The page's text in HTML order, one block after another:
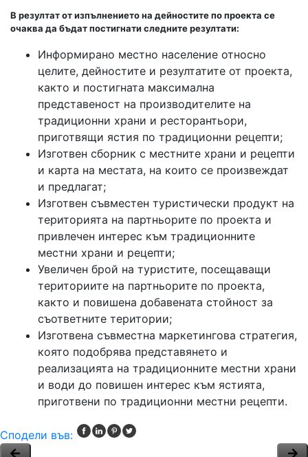
В резултат от изпълнението на дейностите по проекта се
очаква да бъдат постигнати следните резултати:
Информирано местно население относно
целите, дейностите и резултатите от проекта,
както и постигната максимална
представеност на производителите на
традиционни храни и ресторантьори,
приготвящи ястия по традиционни рецепти;
Изготвен сборник с местните храни и рецепти
и карта на местата, на които се произвеждат
и предлагат;
Изготвен съвместен туристически продукт на
територията на партньорите по проекта и
привлечен интерес към традиционните
местни храни и рецепти;
Увеличен брой на туристите, посещаващи
териториите на партньорите по проекта,
както и повишена добавената стойност за
съответните територии;
Изготвена съвместна маркетингова стратегия,
която подобрява представянето и
реализацията на традиционните местни храни
и води до повишен интерес към ястията,
приготвени по традиционни местни рецепти.
Сподели във: